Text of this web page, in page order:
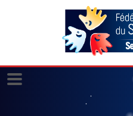
Panneau de gestion des cookies